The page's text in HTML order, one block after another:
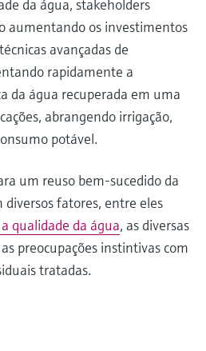
da água, stakeholders
aumentando os investimentos
avançadas de
rapidamente a
da água recuperada em uma
abrangendo irrigação,
potável.
um reuso bem-sucedido da
diversos fatores, entre eles
qualidade da água, as diversas
preocupações instintivas com
tratadas.